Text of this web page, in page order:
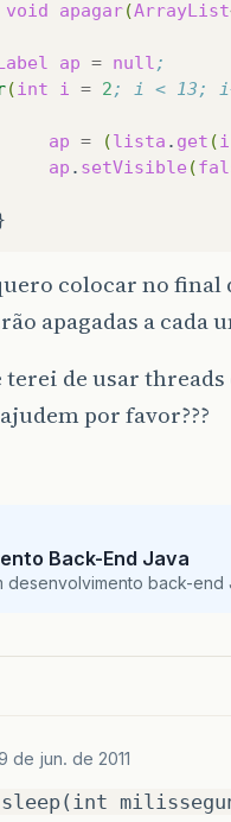
void apagar(ArrayList
ap = null ;
( int i = 2; i < 13;
ap = (lista . get ( i
ap . setVisible (
colocar no final
apagadas a cada
terei de usar
por favor???
Back-End Java
desenvolvimento back-end
de jun. de 2011